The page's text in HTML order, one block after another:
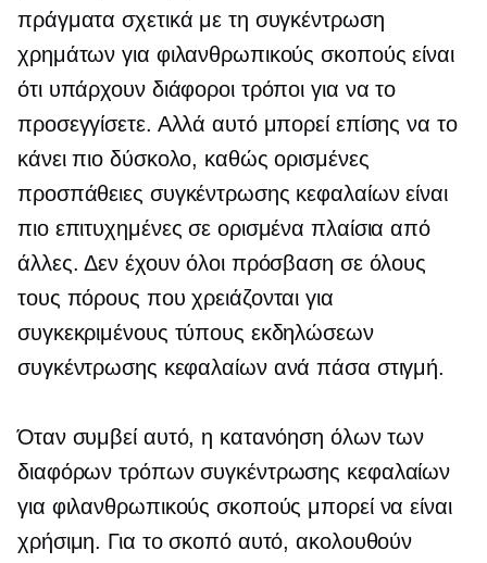
πράγματα σχετικά με τη συγκέντρωση
χρημάτων για φιλανθρωπικούς σκοπούς είναι
ότι υπάρχουν διάφοροι τρόποι για να το
προσεγγίσετε. Αλλά αυτό μπορεί επίσης να το
κάνει πιο δύσκολο, καθώς ορισμένες
προσπάθειες συγκέντρωσης κεφαλαίων είναι
πιο επιτυχημένες σε ορισμένα πλαίσια από
άλλες. Δεν έχουν όλοι πρόσβαση σε όλους
τους πόρους που χρειάζονται για
συγκεκριμένους τύπους εκδηλώσεων
συγκέντρωσης κεφαλαίων ανά πάσα στιγμή.
Όταν συμβεί αυτό, η κατανόηση όλων των
διαφόρων τρόπων συγκέντρωσης κεφαλαίων
για φιλανθρωπικούς σκοπούς μπορεί να είναι
χρήσιμη. Για το σκοπό αυτό, ακολουθούν